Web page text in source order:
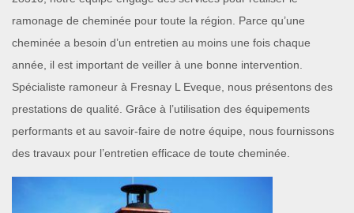
ramonage de cheminée pour toute la région. Parce qu’une
cheminée a besoin d’un entretien au moins une fois chaque
année, il est important de veiller à une bonne intervention.
Spécialiste ramoneur à Fresnay L Eveque, nous présentons des
prestations de qualité. Grâce à l’utilisation des équipements
performants et au savoir-faire de notre équipe, nous fournissons
des travaux pour l’entretien efficace de toute cheminée.